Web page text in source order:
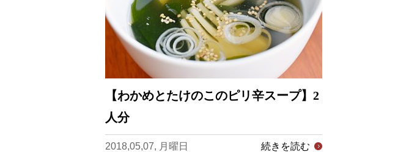
【わかめとたけのこのピリ辛スープ】2
人分
2018,05,07, 月曜日 続きを読む